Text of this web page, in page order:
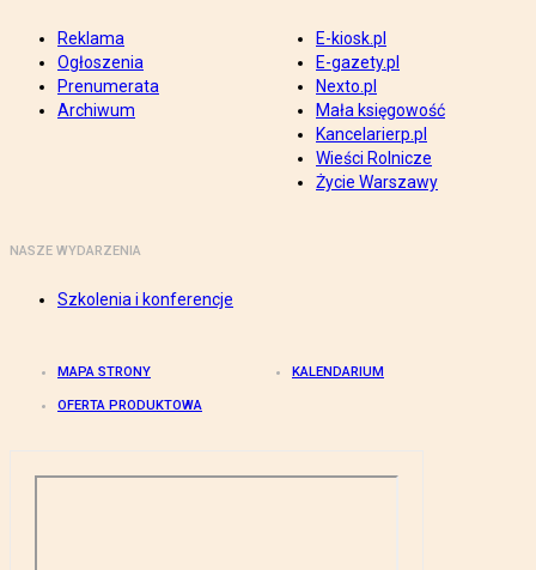
Reklama
Ogłoszenia
Prenumerata
Archiwum
E-kiosk.pl
E-gazety.pl
Nexto.pl
Mała księgowość
Kancelarierp.pl
Wieści Rolnicze
Życie Warszawy
NASZE WYDARZENIA
Szkolenia i konferencje
MAPA STRONY KALENDARIUM
OFERTA PRODUKTOWA